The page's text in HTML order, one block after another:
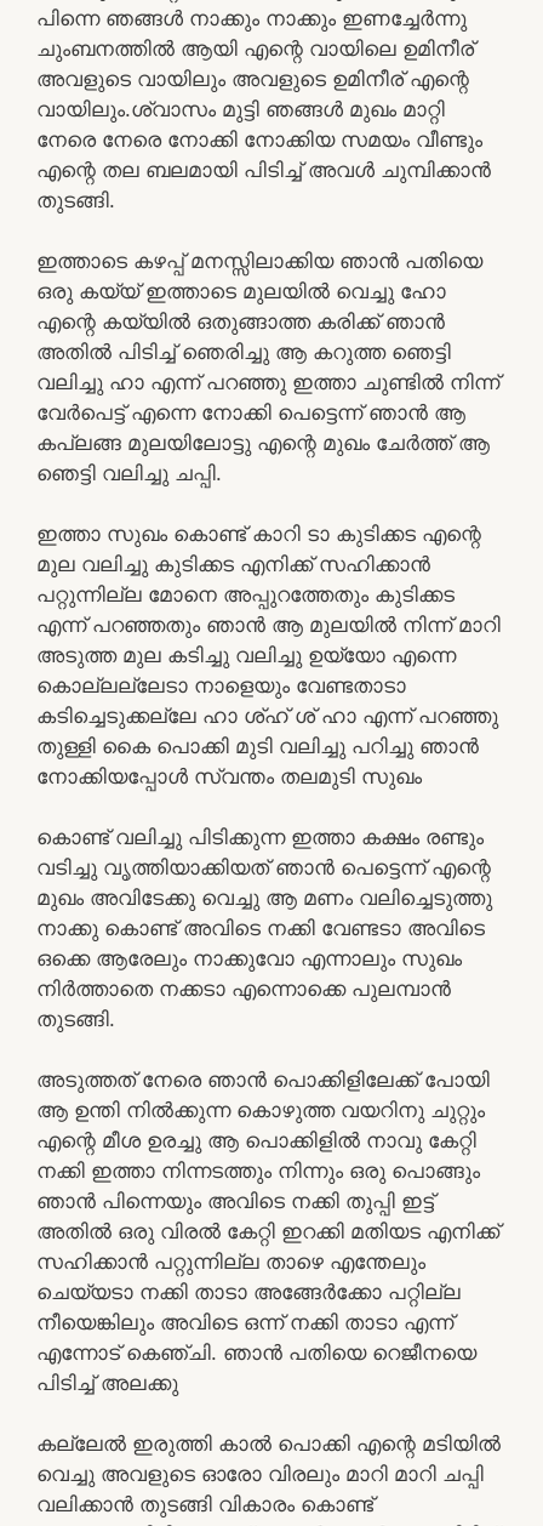
പിന്നെ ഞങ്ങൾ നാക്കും നാക്കും ഇണച്ചേർന്നു
ചുംബനത്തിൽ ആയി എന്റെ വായിലെ ഉമിനീര്
അവളുടെ വായിലും അവളുടെ ഉമിനീര് എന്റെ
വായിലും.ശ്വാസം മുട്ടി ഞങ്ങൾ മുഖം മാറ്റി
നേരെ നേരെ നോക്കി നോക്കിയ സമയം വീണ്ടും
എന്റെ തല ബലമായി പിടിച്ച് അവൾ ചുമ്പിക്കാൻ
തുടങ്ങി.
ഇത്താടെ കഴപ്പ് മനസ്സിലാക്കിയ ഞാൻ പതിയെ
ഒരു കയ്യ് ഇത്താടെ മുലയിൽ വെച്ചു ഹോ
എന്റെ കയ്യിൽ ഒതുങ്ങാത്ത കരിക്ക് ഞാൻ
അതിൽ പിടിച്ച് ഞെരിച്ചു ആ കറുത്ത ഞെട്ടി
വലിച്ചു ഹാ എന്ന് പറഞ്ഞു ഇത്താ ചുണ്ടിൽ നിന്ന്
വേർപെട്ട് എന്നെ നോക്കി പെട്ടെന്ന് ഞാൻ ആ
കപ്ലങ്ങ മുലയിലോട്ടു എന്റെ മുഖം ചേർത്ത് ആ
ഞെട്ടി വലിച്ചു ചപ്പി.
ഇത്താ സുഖം കൊണ്ട് കാറി ടാ കുടിക്കട എന്റെ
മുല വലിച്ചു കുടിക്കട എനിക്ക് സഹിക്കാൻ
പറ്റുന്നില്ല മോനെ അപ്പുറത്തേതും കുടിക്കട
എന്ന് പറഞ്ഞതും ഞാൻ ആ മുലയിൽ നിന്ന് മാറി
അടുത്ത മുല കടിച്ചു വലിച്ചു ഉയ്യോ എന്നെ
കൊല്ലല്ലേടാ നാളെയും വേണ്ടതാടാ
കടിച്ചെടുക്കല്ലേ ഹാ ശ്ഹ് ശ് ഹാ എന്ന് പറഞ്ഞു
തുള്ളി കൈ പൊക്കി മുടി വലിച്ചു പറിച്ചു ഞാൻ
നോക്കിയപ്പോൾ സ്വന്തം തലമുടി സുഖം
കൊണ്ട് വലിച്ചു പിടിക്കുന്ന ഇത്താ കക്ഷം രണ്ടും
വടിച്ചു വൃത്തിയാക്കിയത് ഞാൻ പെട്ടെന്ന് എന്റെ
മുഖം അവിടേക്കു വെച്ചു ആ മണം വലിച്ചെടുത്തു
നാക്കു കൊണ്ട് അവിടെ നക്കി വേണ്ടടാ അവിടെ
ഒക്കെ ആരേലും നാക്കുവോ എന്നാലും സുഖം
നിർത്താതെ നക്കടാ എന്നൊക്കെ പുലമ്പാൻ
തുടങ്ങി.
അടുത്തത് നേരെ ഞാൻ പൊക്കിളിലേക്ക് പോയി
ആ ഉന്തി നിൽക്കുന്ന കൊഴുത്ത വയറിനു ചുറ്റും
എന്റെ മീശ ഉരച്ചു ആ പൊക്കിളിൽ നാവു കേറ്റി
നക്കി ഇത്താ നിന്നടത്തും നിന്നും ഒരു പൊങ്ങും
ഞാൻ പിന്നെയും അവിടെ നക്കി തുപ്പി ഇട്ട്
അതിൽ ഒരു വിരൽ കേറ്റി ഇറക്കി മതിയട എനിക്ക്
സഹിക്കാൻ പറ്റുന്നില്ല താഴെ എന്തേലും
ചെയ്യടാ നക്കി താടാ അങ്ങേർക്കോ പറ്റില്ല
നീയെങ്കിലും അവിടെ ഒന്ന് നക്കി താടാ എന്ന്
എന്നോട് കെഞ്ചി. ഞാൻ പതിയെ റെജീനയെ
പിടിച്ച് അലക്കു
കല്ലേൽ ഇരുത്തി കാൽ പൊക്കി എന്റെ മടിയിൽ
വെച്ചു അവളുടെ ഓരോ വിരലും മാറി മാറി ചപ്പി
വലിക്കാൻ തുടങ്ങി വികാരം കൊണ്ട്